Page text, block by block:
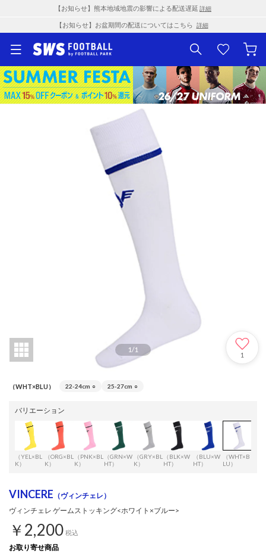
【お知らせ】熊本地域地震の影響による配送遅延 詳細
【お知らせ】お盆期間の配送についてはこちら 詳細
1/1
1
（WHT×BLU） 22-24cm ○ 25-27cm ○
バリエーション
（YEL×BL
K）
（ORG×BL
K）
（PNK×BL
K）
（GRN×W
HT）
（GRY×BL
K）
（BLK×W
HT）
（BLU×W
HT）
（WHT×B
LU）
VINCERE （ヴィンチェレ）
ヴィンチェレ ゲームストッキング<ホワイト×ブルー>
￥2,200 税込
お取り寄せ商品